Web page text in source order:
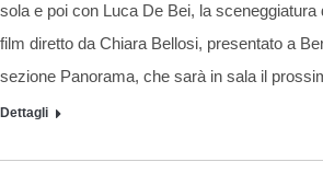
sola e poi con Luca De Bei, la sceneggiatura
film diretto da Chiara Bellosi, presentato a
sezione Panorama, che sarà in sala il
Dettagli